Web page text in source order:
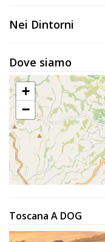
Lavora
Noi
Inserisci
Attività
Accedi
Nei Dintorni
Dove siamo
+
−
Toscana A DOG